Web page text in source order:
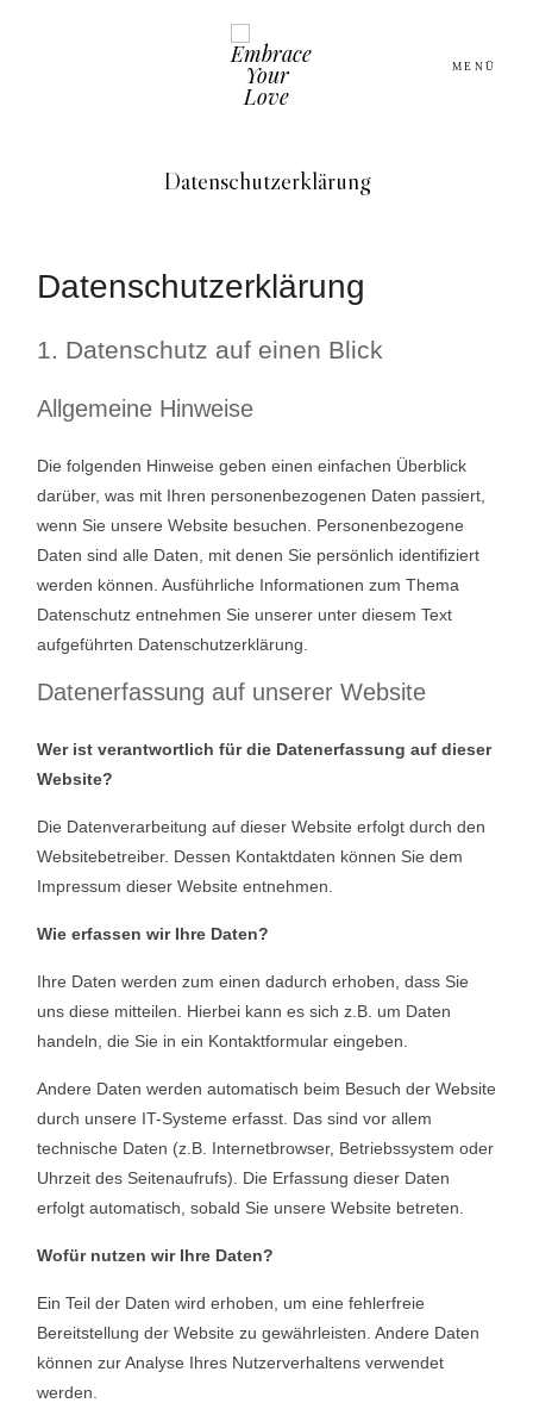
MENÜ
Datenschutzerklärung
Datenschutzerklärung
1. Datenschutz auf einen Blick
Allgemeine Hinweise
Die folgenden Hinweise geben einen einfachen Überblick
darüber, was mit Ihren personenbezogenen Daten passiert,
wenn Sie unsere Website besuchen. Personenbezogene
Daten sind alle Daten, mit denen Sie persönlich identifiziert
werden können. Ausführliche Informationen zum Thema
Datenschutz entnehmen Sie unserer unter diesem Text
aufgeführten Datenschutzerklärung.
Datenerfassung auf unserer Website
Wer ist verantwortlich für die Datenerfassung auf dieser
Website?
Die Datenverarbeitung auf dieser Website erfolgt durch den
Websitebetreiber. Dessen Kontaktdaten können Sie dem
Impressum dieser Website entnehmen.
Wie erfassen wir Ihre Daten?
Ihre Daten werden zum einen dadurch erhoben, dass Sie
uns diese mitteilen. Hierbei kann es sich z.B. um Daten
handeln, die Sie in ein Kontaktformular eingeben.
Andere Daten werden automatisch beim Besuch der Website
durch unsere IT-Systeme erfasst. Das sind vor allem
technische Daten (z.B. Internetbrowser, Betriebssystem oder
Uhrzeit des Seitenaufrufs). Die Erfassung dieser Daten
erfolgt automatisch, sobald Sie unsere Website betreten.
Wofür nutzen wir Ihre Daten?
Ein Teil der Daten wird erhoben, um eine fehlerfreie
Bereitstellung der Website zu gewährleisten. Andere Daten
können zur Analyse Ihres Nutzerverhaltens verwendet
werden.
INSPIRATION
BLOG
©2026 Embrace Your Love